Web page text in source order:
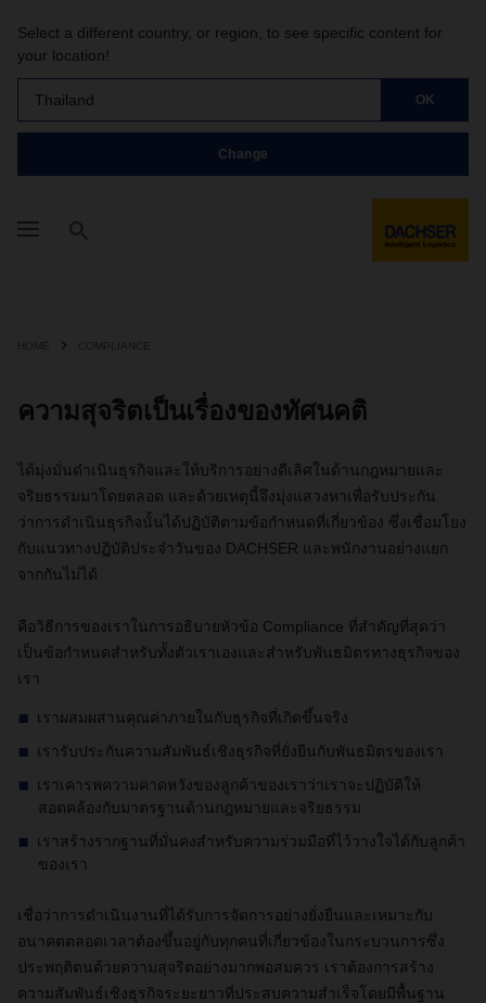
Select a different country, or region, to see specific content for
your location!
Thailand OK
Change
HOME COMPLIANCE
ความสุจริตเป็นเรื่องของทัศนคติ
ได้มุ่งมั่นดำเนินธุรกิจและให้บริการอย่างดีเลิศในด้านกฎหมายและ
จริยธรรมมาโดยตลอด และด้วยเหตุนี้จึงมุ่งแสวงหาเพื่อรับประกัน
ว่าการดำเนินธุรกิจนั้นได้ปฏิบัติตามข้อกำหนดที่เกี่ยวข้อง ซึ่งเชื่อมโยง
กับแนวทางปฏิบัติประจำวันของ DACHSER และพนักงานอย่างแยก
จากกันไม่ได้
คือวิธีการของเราในการอธิบายหัวข้อ Compliance ที่สำคัญที่สุดว่า
เป็นข้อกำหนดสำหรับทั้งตัวเราเองและสำหรับพันธมิตรทางธุรกิจของ
เรา
เราผสมผสานคุณค่าภายในกับธุรกิจที่เกิดขึ้นจริง
เรารับประกันความสัมพันธ์เชิงธุรกิจที่ยั่งยืนกับพันธมิตรของเรา
เราเคารพความคาดหวังของลูกค้าของเราว่าเราจะปฏิบัติให้
สอดคล้องกับมาตรฐานด้านกฎหมายและจริยธรรม
เราสร้างรากฐานที่มั่นคงสำหรับความร่วมมือที่ไว้วางใจได้กับลูกค้า
ของเรา
เชื่อว่าการดำเนินงานที่ได้รับการจัดการอย่างยั่งยืนและเหมาะกับ
อนาคตตลอดเวลาต้องขึ้นอยู่กับทุกคนที่เกี่ยวข้องในกระบวนการซึ่ง
ประพฤติตนด้วยความสุจริตอย่างมากพอสมควร เราต้องการสร้าง
ความสัมพันธ์เชิงธุรกิจระยะยาวที่ประสบความสำเร็จโดยมีพื้นฐาน